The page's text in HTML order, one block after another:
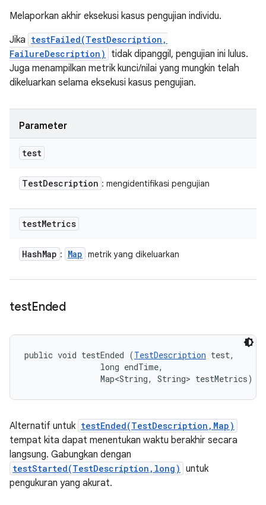
Melaporkan akhir eksekusi kasus pengujian individu.
Jika testFailed(TestDescription,
FailureDescription)
tidak dipanggil, pengujian ini lulus.
Juga menampilkan metrik kunci/nilai yang mungkin telah
dikeluarkan selama eksekusi kasus pengujian.
Parameter
test
TestDescription : mengidentifikasi pengujian
testMetrics
HashMap : Map metrik yang dikeluarkan
testEnded
public void testEnded (TestDescription test,
                long endTime,
                Map<String, String> testMetrics)
Alternatif untuk testEnded(TestDescription,Map)
tempat kita dapat menentukan waktu berakhir secara
langsung. Gabungkan dengan
testStarted(TestDescription,long) untuk
pengukuran yang akurat.